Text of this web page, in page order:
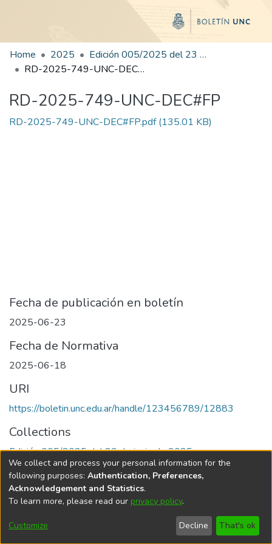
Home 2025
Edición 005/2025 del 23 de junio de 2025
RD-2025-749-UNC-DEC#FP
RD-2025-749-UNC-DEC#FP
RD-2025-749-UNC-DEC#FP.pdf(135.01 KB)
Fecha de publicación en boletín
2025-06-23
Fecha de Normativa
2025-06-18
URI
https://boletin.unc.edu.ar/handle/123456789/12883
Collections
Edición 005/2025 del 23 de junio de 2025
Universidad Nacional de Córdoba
We collect and process your personal information for the
following purposes: Authentication, Preferences,
Acknowledgement and Statistics.
To learn more, please read our privacy policy.
Customize Decline That's ok